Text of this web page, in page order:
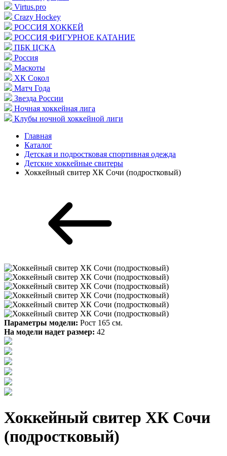
Virtus.pro
Crazy Hockey
РОССИЯ ХОККЕЙ
РОССИЯ ФИГУРНОЕ КАТАНИЕ
ПБК ЦСКА
Россия
Маскоты
ХК Сокол
Матч Года
Звезда России
Ночная хоккейная лига
Клубы ночной хоккейной лиги
Главная
Каталог
Детская и подростковая спортивная одежда
Детские хоккейные свитеры
Хоккейный свитер ХК Сочи (подростковый)
Параметры модели: Рост 165 см.
На модели надет размер: 42
Хоккейный свитер ХК Сочи
(подростковый)